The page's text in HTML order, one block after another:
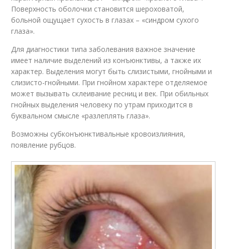
Поверхность оболочки становится шероховатой,
больной ощущает сухость в глазах – «синдром сухого
глаза».
Для диагностики типа заболевания важное значение
имеет наличие выделений из конъюнктивы, а также их
характер. Выделения могут быть слизистыми, гнойными и
слизисто-гнойными. При гнойном характере отделяемое
может вызывать склеивание ресниц и век. При обильных
гнойных выделения человеку по утрам приходится в
буквальном смысле «разлеплять глаза».
Возможны субконъюнктивальные кровоизлияния,
появление рубцов.